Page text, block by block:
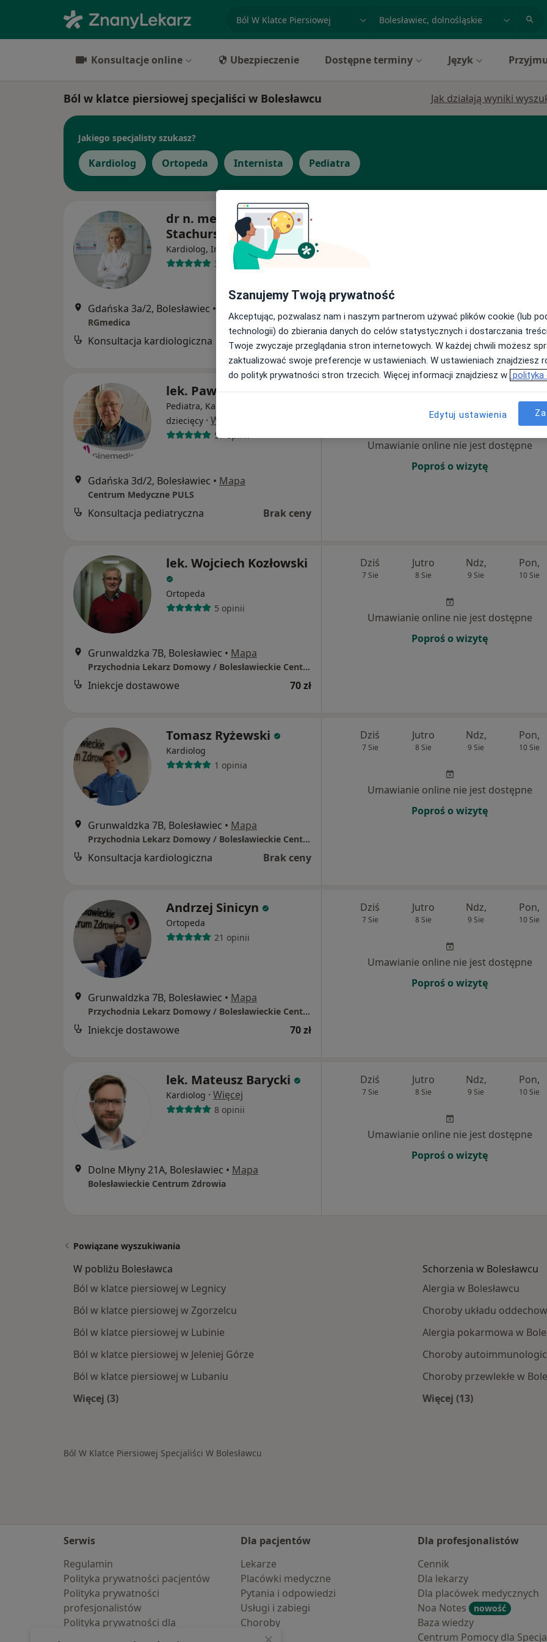
specjalizacja, badanie lub nazwiskomiasto lub dzielnica
Konsultacje online Ubezpieczenie Dostępne terminy Język
Ból w klatce piersiowej specjaliści w Bolesławcu Jak działają wyniki
Jakiego specjalisty szukasz?
Kardiolog Ortopeda Internista Pediatra
dr n. med. Aneta
Stachurska
Kardiolog, Internista ·Więcej
332 opinie
Gdańska 3a/2, Bolesławiec •
RGmedica
Konsultacja kardiologiczna Brak ceny
Pokaż adresy z kalendarzem
lek. Paweł Bułacik
Pediatra, Kardiolog, Kardiolog
dziecięcy · Więcej
57 opinii
Gdańska 3d/2, Bolesławiec • Mapa
Centrum Medyczne PULS
Konsultacja pediatryczna Brak ceny
10 Sie
Umawianie online nie jest dostępne
Poproś o wizytę
lek. Wojciech Kozłowski
Ortopeda
5 opinii
Grunwaldzka 7B, Bolesławiec • Mapa
Przychodnia Lekarz Domowy / Bolesławieckie Centrum Zdrowia
Iniekcje dostawowe 70 zł
Dziś
7 Sie
Jutro
8 Sie
Ndz,
9 Sie
Pon,
10 Sie
Umawianie online nie jest dostępne
Poproś o wizytę
Tomasz Ryżewski
Kardiolog
1 opinia
Grunwaldzka 7B, Bolesławiec • Mapa
Przychodnia Lekarz Domowy / Bolesławieckie Centrum Zdrowia
Konsultacja kardiologiczna Brak ceny
Dziś
7 Sie
Jutro
8 Sie
Ndz,
9 Sie
Pon,
10 Sie
Umawianie online nie jest dostępne
Poproś o wizytę
Andrzej Sinicyn
Ortopeda
21 opinii
Grunwaldzka 7B, Bolesławiec • Mapa
Przychodnia Lekarz Domowy / Bolesławieckie Centrum Zdrowia
Iniekcje dostawowe 70 zł
Dziś
7 Sie
Jutro
8 Sie
Ndz,
9 Sie
Pon,
10 Sie
Umawianie online nie jest dostępne
Poproś o wizytę
lek. Mateusz Barycki
Kardiolog · Więcej
8 opinii
Dolne Młyny 21A, Bolesławiec • Mapa
Bolesławieckie Centrum Zdrowia
Dziś
7 Sie
Jutro
8 Sie
Ndz,
9 Sie
Pon,
10 Sie
Umawianie online nie jest dostępne
Poproś o wizytę
Powiązane wyszukiwania
W pobliżu Bolesławca
Ból w klatce piersiowej w Legnicy
Ból w klatce piersiowej w Zgorzelcu
Ból w klatce piersiowej w Lubinie
Ból w klatce piersiowej w Jeleniej Górze
Ból w klatce piersiowej w Lubaniu
Więcej (3)
Schorzenia w Bolesławcu
Alergia w Bolesławcu
Choroby układu
Alergia pokarmowa w
Choroby
Choroby przewlekłe w
Więcej (13)
Ból W Klatce Piersiowej Specjaliści W Bolesławcu
Serwis
Regulamin
Polityka prywatności pacjentów
Polityka prywatności
profesjonalistów
Polityka prywatności dla
Dla pacjentów
Lekarze
Placówki medyczne
Pytania i odpowiedzi
Usługi i zabiegi
Choroby
Pomoc
Dla profesjonalistów
Cennik
Dla lekarzy
Dla placówek medycznych
Noa Notes
nowość
Baza wiedzy
Centrum Pomocy dla
Szanujemy Twoją prywatność
Akceptując, pozwalasz nam i naszym partnerom używać plików cookie (lub
technologii) do zbierania danych do celów statystycznych i dostarczania
Twoje zwyczaje przeglądania stron internetowych. W każdej chwili możesz
zaktualizować swoje preferencje w ustawieniach. W ustawieniach znajdziesz
do polityk prywatności stron trzecich. Więcej informacji znajdziesz w polityka
Edytuj ustawienia